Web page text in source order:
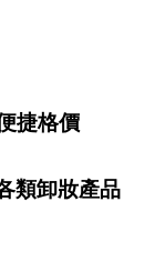
捷格價
類卸妝產品